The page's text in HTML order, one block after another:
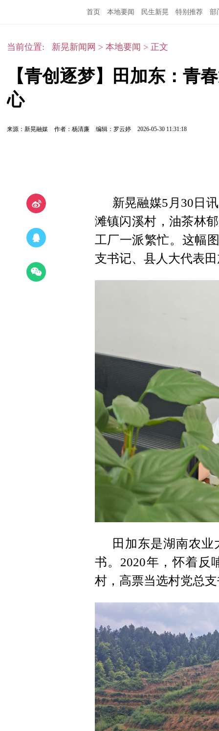
首页 本地要闻 民生新晃 特别推荐 部
当前位置: 新晃新闻网 > 本地要闻 > 正文
【青创逐梦】田加东：青
心
来源：新晃融媒 作者：杨清廉 编辑：罗云婷 2026-05-30 11:31:18
新晃融媒5月30日
滩镇闪溪村，油茶林
工厂一派繁忙。这幅
支书记、县人大代表
田加东是湖南农
书。2020年，怀着反
村，高票当选村党总